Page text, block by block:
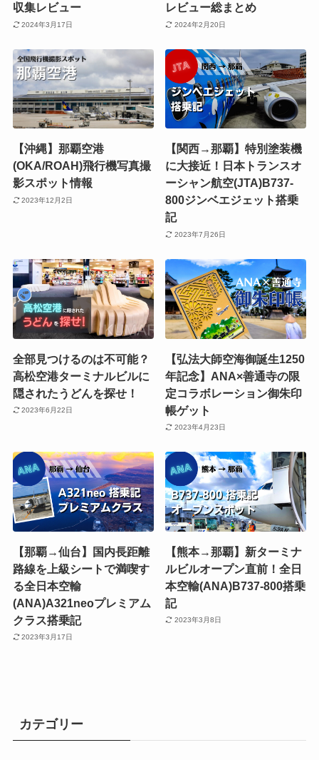
収集レビュー
2024年3月17日
レビュー総まとめ
2024年2月20日
【沖縄】那覇空港
(OKA/ROAH)飛行機写真撮
影スポット情報
2023年12月2日
【関西→那覇】特別塗装機
に大接近！日本トランスオ
ーシャン航空(JTA)B737-
800ジンベエジェット搭乗
記
2023年7月26日
全部見つけるのは不可能？
高松空港ターミナルビルに
隠されたうどんを探せ！
2023年6月22日
【弘法大師空海御誕生1250
年記念】ANA×善通寺の限
定コラボレーション御朱印
帳ゲット
2023年4月23日
【那覇→仙台】国内長距離
路線を上級シートで満喫す
る全日本空輸
(ANA)A321neoプレミアム
クラス搭乗記
2023年3月17日
【熊本→那覇】新ターミナ
ルビルオープン直前！全日
本空輸(ANA)B737-800搭乗
記
2023年3月8日
カテゴリー